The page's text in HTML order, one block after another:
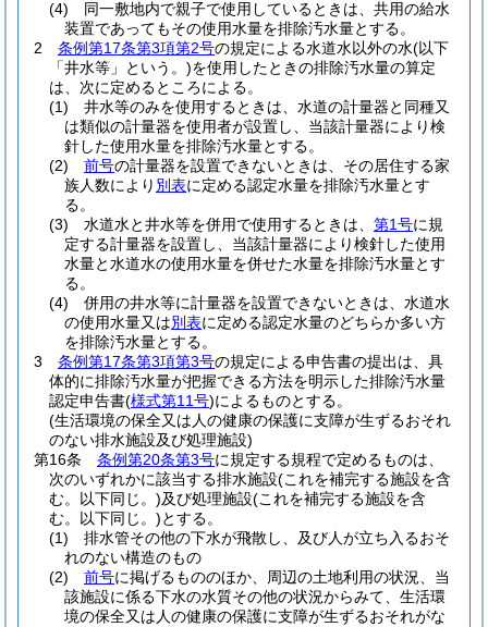
(4)
同一敷地内で親子で使用しているときは、共用の給水
装置であってもその使用水量を排除汚水量とする。
2
条例第17条第3項第2号の規定による水道水以外の水(以下
「井水等」という。)を使用したときの排除汚水量の算定
は、次に定めるところによる。
(1)
井水等のみを使用するときは、水道の計量器と同種又
は類似の計量器を使用者が設置し、当該計量器により検
針した使用水量を排除汚水量とする。
(2)
前号の計量器を設置できないときは、その居住する家
族人数により 別表に定める認定水量を排除汚水量とす
る。
(3)
水道水と井水等を併用で使用するときは、 第1号に規
定する計量器を設置し、当該計量器により検針した使用
水量と水道水の使用水量を併せた水量を排除汚水量とす
る。
(4)
併用の井水等に計量器を設置できないときは、水道水
の使用水量又は別表に定める認定水量のどちらか多い方
を排除汚水量とする。
3
条例第17条第3項第3号の規定による申告書の提出は、具
体的に排除汚水量が把握できる方法を明示した排除汚水量
認定申告書(様式第11号)によるものとする。
(生活環境の保全又は人の健康の保護に支障が生ずるおそれ
のない排水施設及び処理施設)
第16条
条例第20条第3号に規定する規程で定めるものは、
次のいずれかに該当する排水施設(これを補完する施設を含
む。以下同じ。)及び処理施設(これを補完する施設を含
む。以下同じ。)とする。
(1)
排水管その他の下水が飛散し、及び人が立ち入るおそ
れのない構造のもの
(2)
前号に掲げるもののほか、周辺の土地利用の状況、当
該施設に係る下水の水質その他の状況からみて、生活環
境の保全又は人の健康の保護に支障が生ずるおそれがな